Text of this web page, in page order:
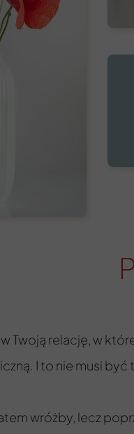
Twoją relację, w
I to nie musi
wróżby, lecz